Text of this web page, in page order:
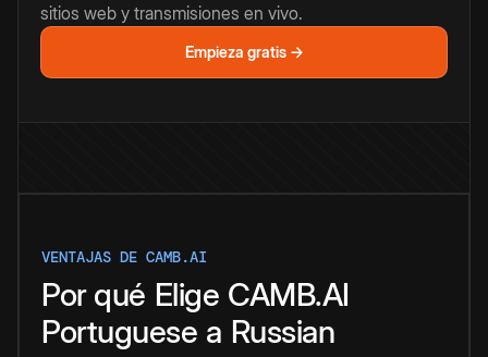
sitios web y transmisiones en vivo.
Empieza gratis →
VENTAJAS DE CAMB.AI
Por qué Elige CAMB.AI
Portuguese a Russian